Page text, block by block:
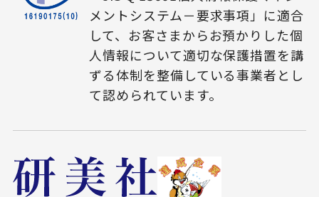
メントシステム－要求事項」に適合
して、お客さまからお預かりした個
人情報について適切な保護措置を講
ずる体制を整備している事業者とし
て認められています。